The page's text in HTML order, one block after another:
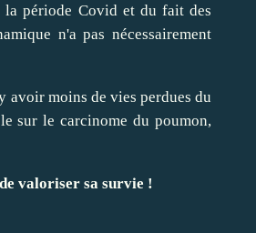
la période Covid et du fait des
n'a pas nécessairement
avoir moins de vies perdues du
sur le carcinome du poumon,
valoriser sa survie !